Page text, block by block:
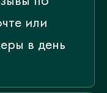
или
в день